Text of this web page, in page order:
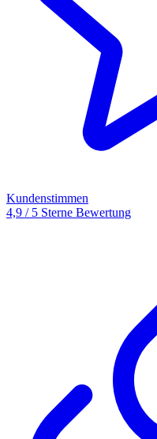
Kundenstimmen
4,9 / 5 Sterne Bewertung